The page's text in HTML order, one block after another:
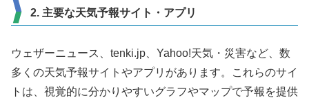
2. 主要な天気予報サイト・アプリ
ウェザーニュース、tenki.jp、Yahoo!天気・災害など、数
多くの天気予報サイトやアプリがあります。これらのサイ
トは、視覚的に分かりやすいグラフやマップで予報を提供